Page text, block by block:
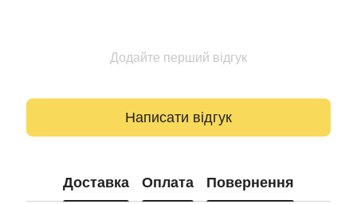
Додайте перший відгук
Написати відгук
Доставка Оплата Повернення